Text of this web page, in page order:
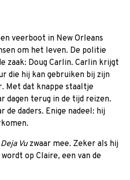
veerboot in New Orleans
om het leven. De politie
zaak: Doug Carlin. Carlin krijgt
die hij kan gebruiken bij zijn
Met dat knappe staaltje
dagen terug in de tijd reizen.
de daders. Enige nadeel: hij
Deja Vu zwaar mee. Zeker als hij
op Claire, een van de